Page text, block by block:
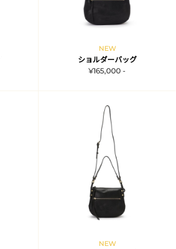
NEW
ショルダーバッグ
¥165,000 -
NEW